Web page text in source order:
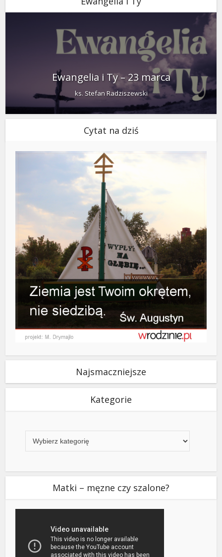
Ewangelia i Ty – 23 marca
ks. Stefan Radziszewski
Cytat na dziś
Najsmaczniejsze
Kategorie
Matki – męzne czy szalone?